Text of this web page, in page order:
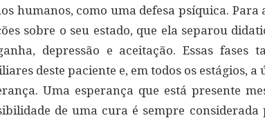
humanos, como uma defesa psíquica.
sobre o seu estado, que ela separou
depressão e aceitação. Essas fases
deste paciente e, em todos os estágios,
Uma esperança que está presente
de uma cura é sempre